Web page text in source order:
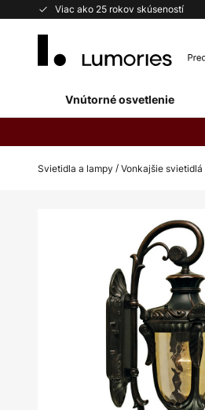
Viac ako 25 rokov skúseností
Skip
Vnútorné osvetlenie
Svietidla a lampy Vonkajšie svietidlá